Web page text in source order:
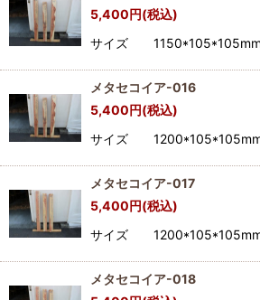
5,400円(税込)
サイズ 1150*105*105mm
メタセコイア-016
5,400円(税込)
サイズ 1200*105*105mm
メタセコイア-017
5,400円(税込)
サイズ 1200*105*105mm
メタセコイア-018